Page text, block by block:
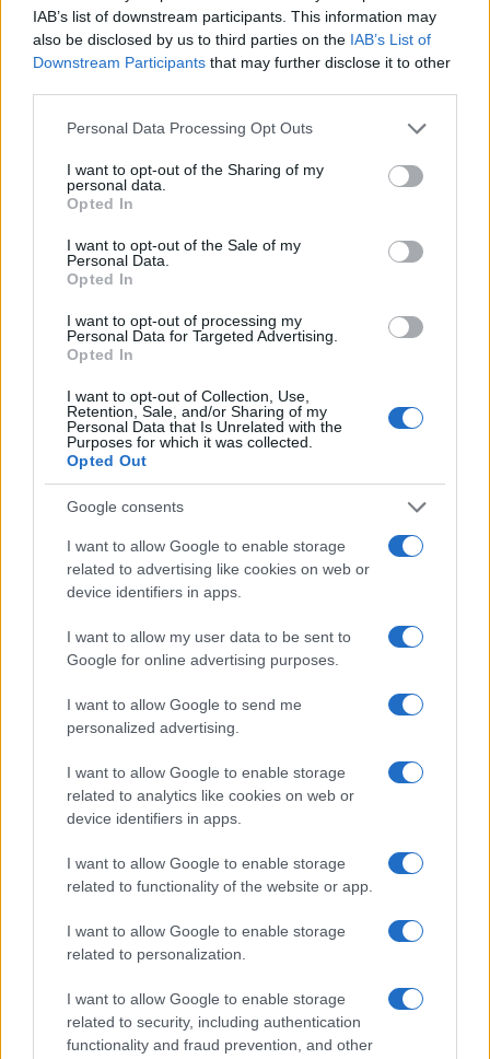
IAB’s list of downstream participants. This information may
also be disclosed by us to third parties on the IAB’s List of
Downstream Participants that may further disclose it to other
Please note that this website/app uses one or more Google
not limited to your visit or usage behaviour. You may click to
grant or deny consent to Google and its third-party tags to
use your data for below specified purposes in below Google
consent section.
Personal Data Processing Opt Outs
I want to opt-out of the Sharing of my
personal data.
Opted In
I want to opt-out of the Sale of my
Personal Data.
Opted In
I want to opt-out of processing my
Personal Data for Targeted Advertising.
Opted In
I want to opt-out of Collection, Use,
Retention, Sale, and/or Sharing of my
Personal Data that Is Unrelated with the
Purposes for which it was collected.
Opted Out
Google consents
I want to allow Google to enable storage
related to advertising like cookies on web or
device identifiers in apps.
I want to allow my user data to be sent to
Google for online advertising purposes.
I want to allow Google to send me
personalized advertising.
I want to allow Google to enable storage
related to analytics like cookies on web or
device identifiers in apps.
I want to allow Google to enable storage
related to functionality of the website or app.
I want to allow Google to enable storage
related to personalization.
I want to allow Google to enable storage
related to security, including authentication
functionality and fraud prevention, and other
Notizie in tempo reale?
Ricevi le nostre ultime news
F
a
ce
b
o
o
k
T
w
it
te
r
Pi
te
re
st
W
s
A
p
p
S
re
Articolo precedente
Maddalena, incendio a Monti d’à rena
Le previsioni meteo per il weekend a Olbia e in
Gallura
Michelle Hunziker in Gallura, bella anche dal
vivo: un amico vip svela come fa
Calangianus, dopo le polemiche il centro
accoglienza minori chiude